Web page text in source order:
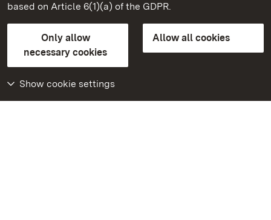
based on Article 6(1)(a) of the GDPR.
Only allow
necessary cookies
Allow all cookies
Show cookie settings
State Palaces and Gardens of Baden-Wuerttemberg
Contact usFAQMasthead
Declaration on barrier-free access
BITV-konform (geprüfte Seiten)